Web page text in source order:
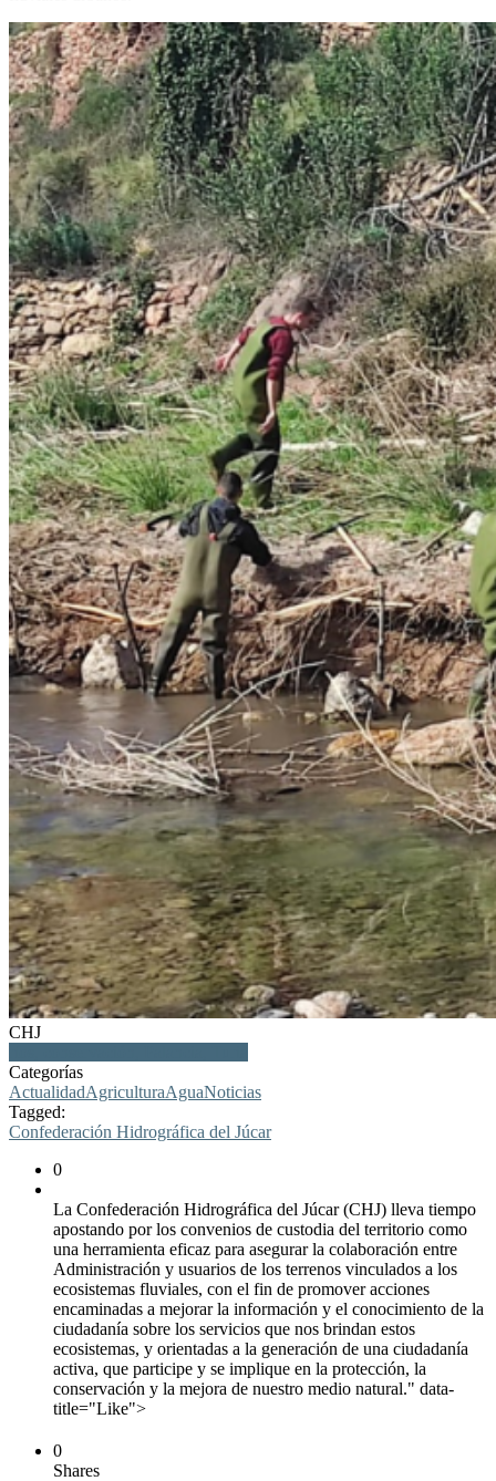
CHJ
Categorías
ActualidadAgriculturaAguaNoticias
Tagged:
Confederación Hidrográfica del Júcar
0
La Confederación Hidrográfica del Júcar (CHJ) lleva tiempo
apostando por los convenios de custodia del territorio como
una herramienta eficaz para asegurar la colaboración entre
Administración y usuarios de los terrenos vinculados a los
ecosistemas fluviales, con el fin de promover acciones
encaminadas a mejorar la información y el conocimiento de la
ciudadanía sobre los servicios que nos brindan estos
ecosistemas, y orientadas a la generación de una ciudadanía
activa, que participe y se implique en la protección, la
conservación y la mejora de nuestro medio natural." data-
title="Like">
0
Shares